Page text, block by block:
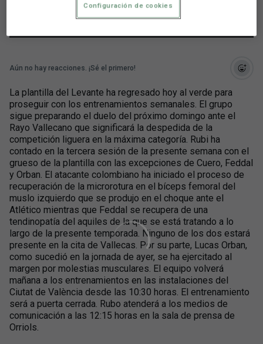
Ciutat de València Entrenamiento
Aún no hay reacciones. ¡Sé el primero!
La plantilla del Levante ha regresado hoy al verde para
proseguir con los entrenamientos semanales. El grupo
sigue preparando el duelo del próximo domingo ante el
Rayo Vallecano que significará la despedida de la
competición liguera en la máxima categoría. Rubi ha
contado en la tercera sesión de la presente semana con el
grueso de la plantilla con las excepciones de Cuero, Feddal
y Orban. El atacante colombiano ha iniciado el proceso de
recuperación de la microrotura en el bíceps femoral del
muslo izquierdo que se produjo en el choque ante el
Atlético mientras que Feddal se recupera de una
tendinopatía del aquiles de la que se está tratando a lo
largo de la presente temporada. Ninguno de los dos estará
presente en la cita de Vallecas. Por su parte, Lucas Orban,
como sucedió en la jornada de ayer, se ha ejercitado al
margen por molestias musculares. El equipo volverá
mañana a los entrenamientos en las instalaciones del
Ciutat de València desde las 10:30 horas. El entrenamiento
será a puerta cerrada. Rubo atenderá a los medios de
comunicación a las 12:15 horas en la sala de prensa de
Orriols.
Configuración de cookies